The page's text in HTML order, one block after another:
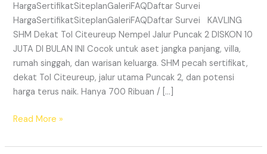
HargaSertifikatSiteplanGaleriFAQDaftar Survei
HargaSertifikatSiteplanGaleriFAQDaftar Survei KAVLING
SHM Dekat Tol Citeureup Nempel Jalur Puncak 2 DISKON 10
JUTA DI BULAN INI Cocok untuk aset jangka panjang, villa,
rumah singgah, dan warisan keluarga. SHM pecah sertifikat,
dekat Tol Citeureup, jalur utama Puncak 2, dan potensi
harga terus naik. Hanya 700 Ribuan / […]
Read More »